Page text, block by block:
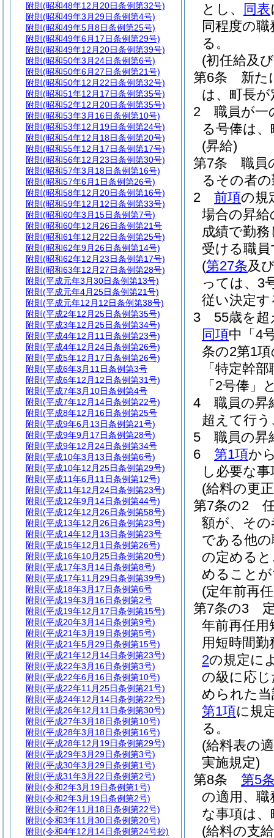
とし、
同表
同程度の
る。
(初任給及
第6条
新た
は、町長
2
職員が一
る号俸は
(昇給)
第7条
職員
るその者
2
前項の規
場合の昇
成績で勤
受ける職
(第27条及
っては、3
従い決定
3
55歳を
同項中「4
条の2第1
「特定幹
「2号俸」
4
職員の昇
超えて行
5
職員の昇
6
第1項か
し必要な
(給料の更
第7条の2
額が、そ
である他
の定める
めること
(定年前再
第7条の3
年前再任用
用短時間
2の規定に
の級に応
められた
第1項に規
る。
(給料表の
実施規定)
第8条
第5
の適用、職
な事項は
(給料の支
附則 (昭和48年12月20日条例第32号)
附則 (昭和49年3月29日条例第4号)
附則 (昭和49年5月8日条例第25号)
附則 (昭和49年6月17日条例第29号)
附則 (昭和49年12月20日条例第39号)
附則 (昭和50年3月24日条例第6号)
附則 (昭和50年6月27日条例第21号)
附則 (昭和50年12月22日条例第32号)
附則 (昭和51年12月17日条例第35号)
附則 (昭和52年12月20日条例第35号)
附則 (昭和53年3月16日条例第10号)
附則 (昭和53年12月19日条例第24号)
附則 (昭和54年12月18日条例第20号)
附則 (昭和55年12月17日条例第17号)
附則 (昭和56年12月23日条例第30号)
附則 (昭和57年3月18日条例第16号)
附則 (昭和57年6月1日条例第26号)
附則 (昭和58年12月20日条例第16号)
附則 (昭和59年12月12日条例第33号)
附則 (昭和60年3月15日条例第7号)
附則 (昭和60年12月26日条例第21号
附則 (昭和61年12月22日条例第25号)
附則 (昭和62年9月26日条例第14号)
附則 (昭和62年12月23日条例第17号)
附則 (昭和63年12月27日条例第28号)
附則 (平成元年3月30日条例第13号)
附則 (平成元年4月25日条例第21号)
附則 (平成元年12月12日条例第38号)
附則 (平成2年12月25日条例第35号)
附則 (平成3年12月25日条例第34号)
附則 (平成4年12月11日条例第23号)
附則 (平成4年12月24日条例第26号)
附則 (平成5年12月17日条例第26号)
附則 (平成6年3月11日条例第3号
附則 (平成6年12月12日条例第31号)
附則 (平成7年3月10日条例第4号
附則 (平成7年12月14日条例第22号)
附則 (平成8年12月16日条例第25号
附則 (平成9年6月13日条例第21号)
附則 (平成9年9月17日条例第28号)
附則 (平成9年12月24日条例第34号
附則 (平成10年3月13日条例第6号)
附則 (平成10年12月25日条例第29号)
附則 (平成11年6月11日条例第12号)
附則 (平成11年12月24日条例第23号)
附則 (平成12年9月14日条例第44号)
附則 (平成12年12月26日条例第58号)
附則 (平成13年12月26日条例第23号)
附則 (平成14年12月13日条例第23号
附則 (平成15年12月1日条例第26号)
附則 (平成16年10月25日条例第20号)
附則 (平成17年3月14日条例第8号)
附則 (平成17年11月29日条例第39号)
附則 (平成18年3月17日条例第6号
附則 (平成19年3月16日条例第2号
附則 (平成19年12月17日条例第15号)
附則 (平成20年3月14日条例第9号)
附則 (平成21年3月19日条例第5号)
附則 (平成21年5月29日条例第15号)
附則 (平成21年12月14日条例第23号)
附則 (平成22年3月16日条例第3号)
附則 (平成22年6月16日条例第10号)
附則 (平成22年11月25日条例第21号)
附則 (平成24年12月14日条例第22号)
附則 (平成26年12月11日条例第30号)
附則 (平成27年3月18日条例第10号)
附則 (平成28年3月18日条例第16号)
附則 (平成28年12月19日条例第29号)
附則 (平成29年3月29日条例第3号)
附則 (平成30年3月29日条例第1号)
附則 (平成31年3月22日条例第2号)
附則 (令和2年3月19日条例第1号)
附則 (令和2年3月19日条例第2号)
附則 (令和2年11月18日条例第22号)
附則 (令和3年11月30日条例第20号)
附則 (令和4年12月14日条例第24号抄)